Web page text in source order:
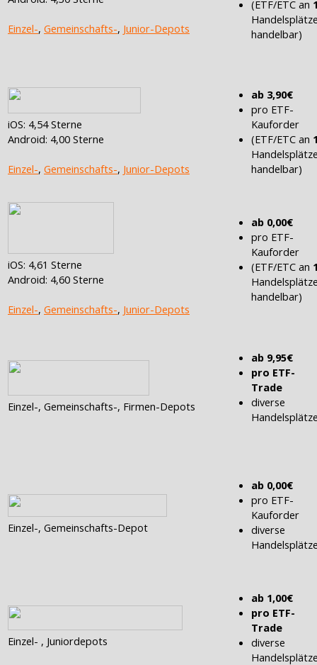
Einzel-, Gemeinschafts-, Junior-Depots
(ETF/ETC an
handelbar)
iOS: 4,54 Sterne
Android: 4,00 Sterne
Einzel-, Gemeinschafts-, Junior-Depots
ab 3,90€
pro ETF-
Kauforder
(ETF/ETC an
handelbar)
iOS: 4,61 Sterne
Android: 4,60 Sterne
Einzel-, Gemeinschafts-, Junior-Depots
ab 0,00€
pro ETF-
Kauforder
(ETF/ETC an
handelbar)
Einzel-, Gemeinschafts-, Firmen-Depots
ab 9,95€
pro ETF-
Trade
diverse
Einzel-, Gemeinschafts-Depot
ab 0,00€
pro ETF-
Kauforder
diverse
Einzel- , Juniordepots
ab 1,00€
pro ETF-
Trade
diverse